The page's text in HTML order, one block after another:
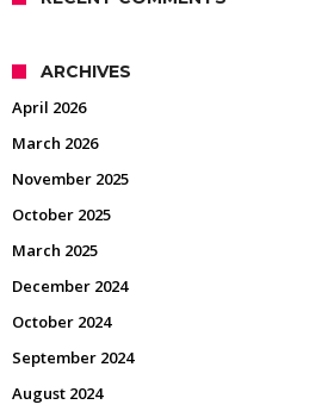
ARCHIVES
April 2026
March 2026
November 2025
October 2025
March 2025
December 2024
October 2024
September 2024
August 2024